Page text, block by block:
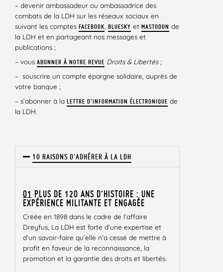
– devenir ambassadeur ou ambassadrice des
combats de la LDH sur les réseaux sociaux en
suivant les comptes FACEBOOK BLUESKY et MASTODON de
la LDH et en partageant nos messages et
publications ;
– vous ABONNER À NOTRE REVUE Droits & Libertés;
– souscrire un compte épargne solidaire, auprès de
votre banque ;
– s’abonner à la LETTRE D’INFORMATION ÉLECTRONIQUE de
la LDH.
10 RAISONS D'ADHÉRER À LA LDH
01 PLUS DE 120 ANS D’HISTOIRE : UNE
EXPÉRIENCE MILITANTE ET ENGAGÉE
Créée en 1898 dans le cadre de l’affaire
Dreyfus, La LDH est forte d’une expertise et
d’un savoir-faire qu’elle n’a cessé de mettre à
profit en faveur de la reconnaissance, la
promotion et la garantie des droits et libertés.